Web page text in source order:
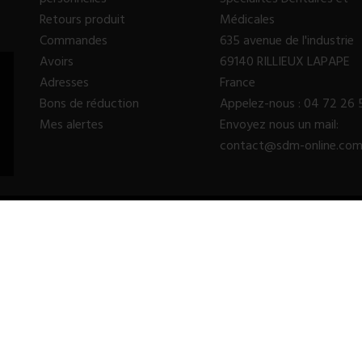
Retours produit
Commandes
Avoirs
Adresses
Bons de réduction
Mes alertes
Médicales
635 avenue de l'industrie
69140 RILLIEUX LAPAPE
France
Appelez-nous : 04 72 26
Envoyez nous un mail:
contact@sdm-online.com